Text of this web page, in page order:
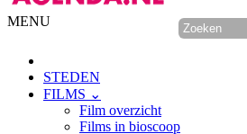
MENU
STEDEN
FILMS ⌄
Film overzicht
Films in bioscoop